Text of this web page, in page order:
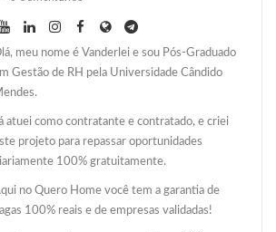
meu nome é Vanderlei e sou Pós-Graduado
Gestão de RH pela Universidade Cândido
atuei como contratante e contratado, e criei
projeto para repassar oportunidades
100% gratuitamente.
no Quero Home você tem a garantia de
100% reais e de empresas validadas!